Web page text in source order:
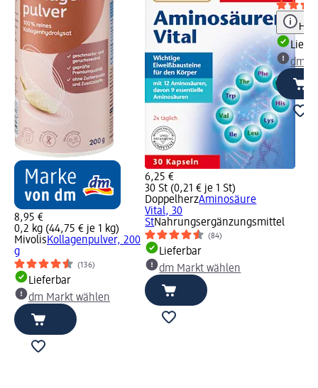
8,95 €
0,2 kg (44,75 € je 1 kg)
MivolisKollagenpulver, 200
g
(136)
Lieferbar
dm Markt wählen
6,25 €
30 St (0,21 € je 1 St)
DoppelherzAminosäure
Vital, 30
StNahrungsergänzungsmittel
(84)
Lieferbar
dm Markt wählen
dm